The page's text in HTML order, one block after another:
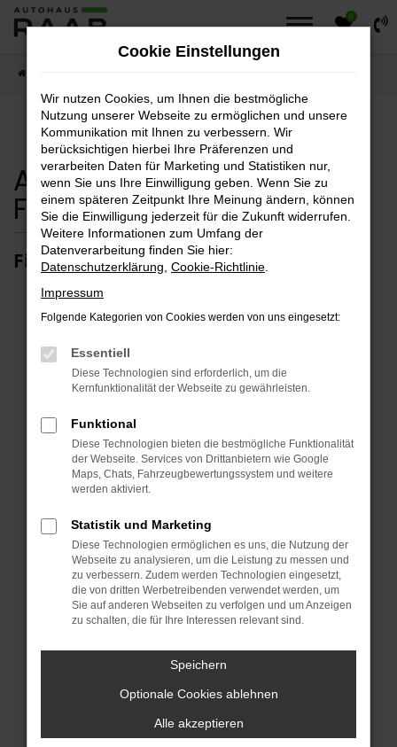
Zum
0
Autohaus Raab
Fahrzeugsuche
Finden sie ihr Traumfahrzeug.
Fehler: Network Error
Beim Laden ist ein Fehler aufgetreten.
Überprüfe deine Firewall und deine
Internetverbindung.
Laden andere Webseiten, zum Beispiel deine
Prüfe deine Browsererweiterungen.
Manche Erweiterungen, wie Werbeblocker,
können das Laden bestimmter Seiten
verhindern. Funktioniert die Seite in einem
anderen Browser oder in einem privaten
Fenster?
Starte dein Gerät neu.
Das kann manchmal helfen, vorübergehende
Probleme zu beheben.
Stelle sicher, dass dein Browser und dein
Betriebssystem auf dem neuesten Stand
Cookie Einstellungen
Wir nutzen Cookies, um Ihnen die bestmögliche
Nutzung unserer Webseite zu ermöglichen und unsere
Kommunikation mit Ihnen zu verbessern. Wir
berücksichtigen hierbei Ihre Präferenzen und
verarbeiten Daten für Marketing und Statistiken nur,
wenn Sie uns Ihre Einwilligung geben. Wenn Sie zu
einem späteren Zeitpunkt Ihre Meinung ändern, können
Sie die Einwilligung jederzeit für die Zukunft widerrufen.
Weitere Informationen zum Umfang der
Datenverarbeitung finden Sie hier:
Datenschutzerklärung Cookie-Richtlinie
Impressum
Folgende Kategorien von Cookies werden von uns eingesetzt:
Essentiell
Diese Technologien sind erforderlich, um die
Kernfunktionalität der Webseite zu gewährleisten.
Funktional
Diese Technologien bieten die bestmögliche Funktionalität
der Webseite. Services von Drittanbietern wie Google
Maps, Chats, Fahrzeugbewertungssystem und weitere
werden aktiviert.
Statistik und Marketing
Diese Technologien ermöglichen es uns, die Nutzung der
Webseite zu analysieren, um die Leistung zu messen und
zu verbessern. Zudem werden Technologien eingesetzt,
die von dritten Werbetreibenden verwendet werden, um
Sie auf anderen Webseiten zu verfolgen und um Anzeigen
zu schalten, die für Ihre Interessen relevant sind.
Speichern
Optionale Cookies ablehnen
Alle akzeptieren